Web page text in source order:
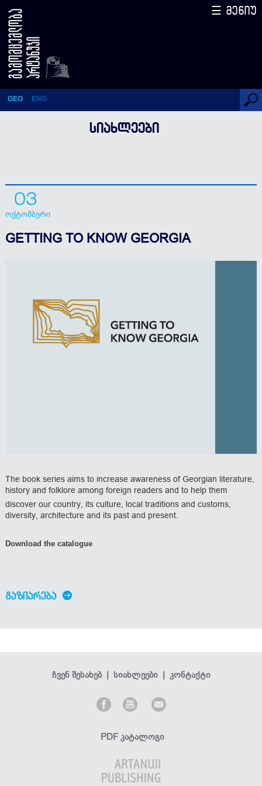
GETTING TO KNOW
GEORGIA
GEO ENG
☰ მენიუ
ᲡᲘᲐᲮᲚᲔᲔᲑᲘ
03
ოქტომბერი
GETTING TO KNOW GEORGIA
The book series aims to increase awareness of Georgian literature,
history and folklore among foreign readers and to help them
discover our country, its culture, local traditions and customs,
diversity, architecture and its past and present.
Download the catalogue
ᲒᲐᲖᲘᲐᲠᲔᲑᲐ
ჩვენ შესახებ| სიახლეები| კონტაქტი
PDF კატალოგი